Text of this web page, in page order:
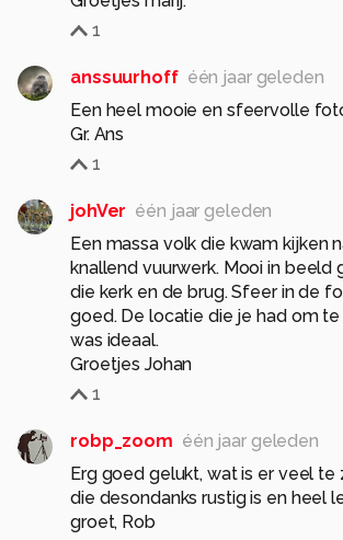
1
anssuurhoff één jaar geleden
Een heel mooie en sfeervolle
Gr. Ans
1
johVer één jaar geleden
Een massa volk die kwam kijken
knallend vuurwerk. Mooi in beeld
die kerk en de brug. Sfeer in de
goed. De locatie die je had om
was ideaal.
Groetjes Johan
1
robp_zoom één jaar geleden
Erg goed gelukt, wat is er veel
die desondanks rustig is en heel
groet, Rob